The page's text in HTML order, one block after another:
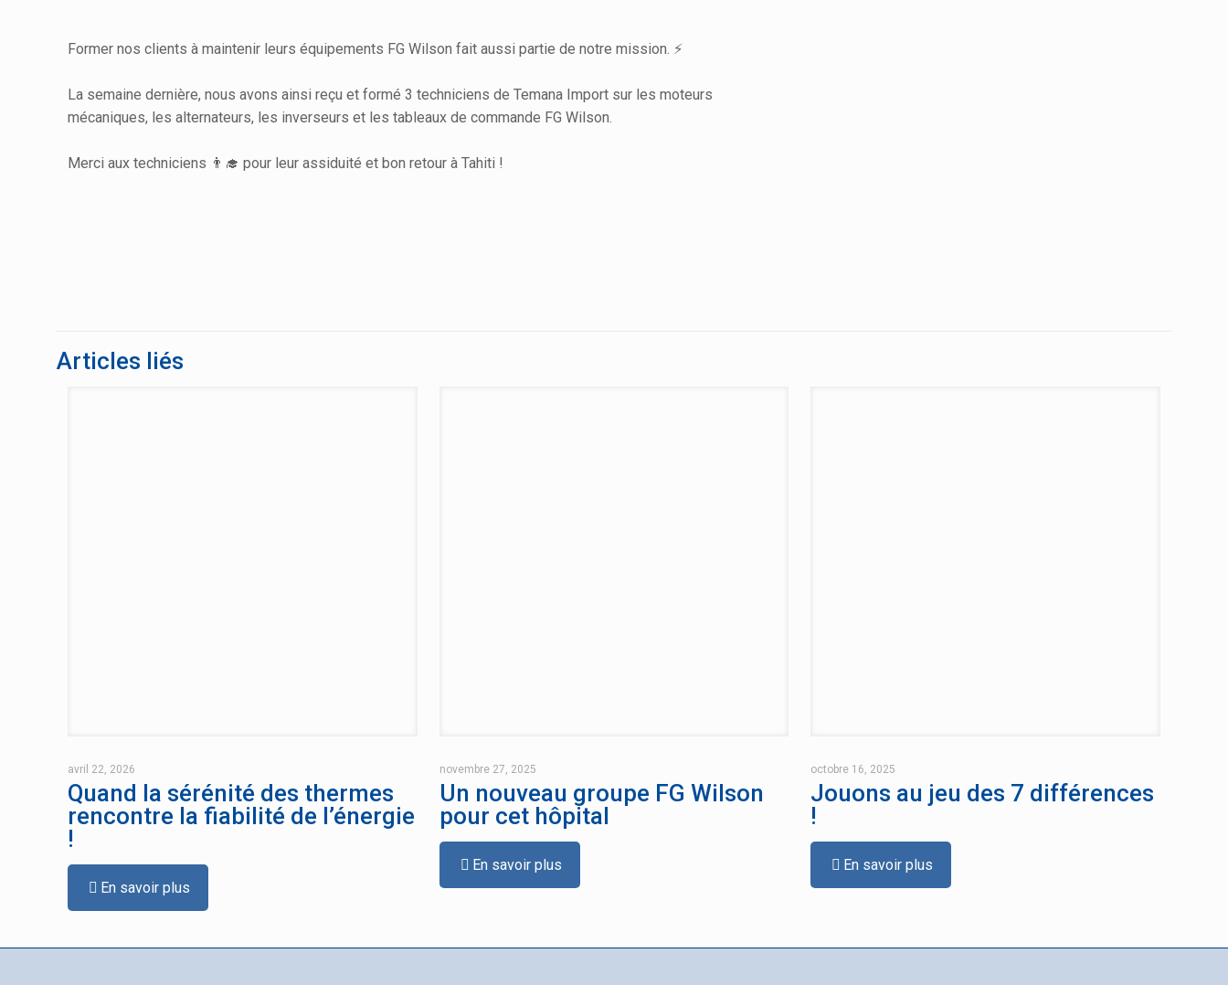
Former nos clients à maintenir leurs équipements FG Wilson fait aussi partie de notre mission. ⚡
La semaine dernière, nous avons ainsi reçu et formé 3 techniciens de Temana Import sur les moteurs
mécaniques, les alternateurs, les inverseurs et les tableaux de commande FG Wilson.
Merci aux techniciens 👨‍🎓 pour leur assiduité et bon retour à Tahiti !
Articles liés
avril 22, 2026
Quand la sérénité des thermes
rencontre la fiabilité de l’énergie
!
En savoir plus
novembre 27, 2025
Un nouveau groupe FG Wilson
pour cet hôpital
En savoir plus
octobre 16, 2025
Jouons au jeu des 7 différences
!
En savoir plus